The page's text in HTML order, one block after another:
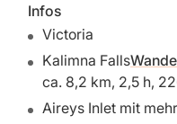
Infos
Victoria
Kalimna Falls
ca. 8,2 km, 2,5 h,
Aireys Inlet mit